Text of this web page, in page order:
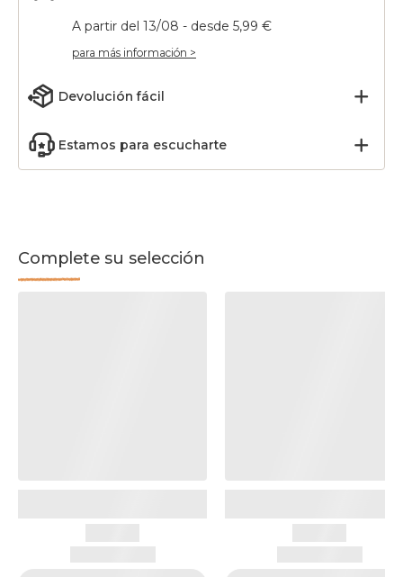
A partir del 13/08 - desde 5,99 €
para más información >
Devolución fácil
Estamos para escucharte
Complete su selección